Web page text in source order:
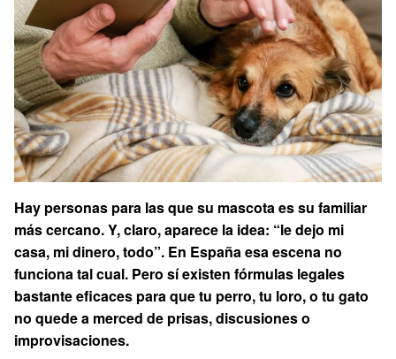
Hay personas para las que su mascota es su familiar
más cercano. Y, claro, aparece la idea: “le dejo mi
casa, mi dinero, todo”. En España esa escena no
funciona tal cual. Pero sí existen fórmulas legales
bastante eficaces para que tu perro, tu loro, o tu gato
no quede a merced de prisas, discusiones o
improvisaciones.